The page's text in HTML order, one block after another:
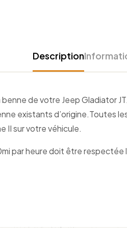
Description
de votre Jeep Gladiator
existants d’origine.Toutes
II sur votre véhicule.
par heure doit être